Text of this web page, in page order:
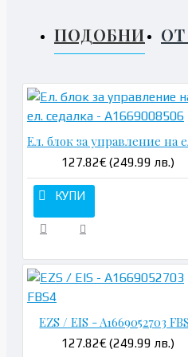
ПОДОБНИ
127.82€ (249.99 лв.)
КУПИ
EZS / EIS - A1669052703
127.82€ (249.99 лв.)